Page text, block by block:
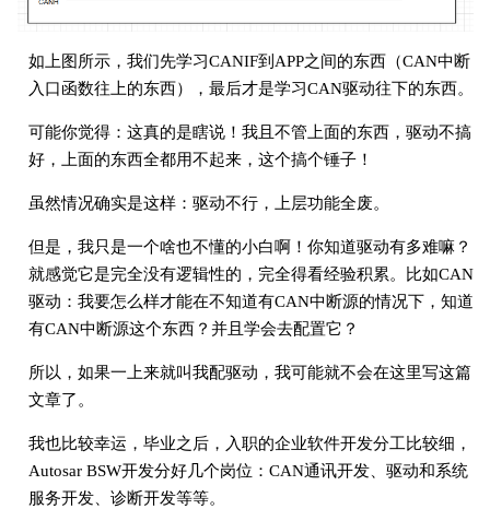
如上图所示，我们先学习CANIF到APP之间的东西（CAN中断
入口函数往上的东西），最后才是学习CAN驱动往下的东西。
可能你觉得：这真的是瞎说！我且不管上面的东西，驱动不搞
好，上面的东西全都用不起来，这个搞个锤子！
虽然情况确实是这样：驱动不行，上层功能全废。
但是，我只是一个啥也不懂的小白啊！你知道驱动有多难嘛？
就感觉它是完全没有逻辑性的，完全得看经验积累。比如CAN
驱动：我要怎么样才能在不知道有CAN中断源的情况下，知道
有CAN中断源这个东西？并且学会去配置它？
所以，如果一上来就叫我配驱动，我可能就不会在这里写这篇
文章了。
我也比较幸运，毕业之后，入职的企业软件开发分工比较细，
Autosar BSW开发分好几个岗位：CAN通讯开发、驱动和系统
服务开发、诊断开发等等。